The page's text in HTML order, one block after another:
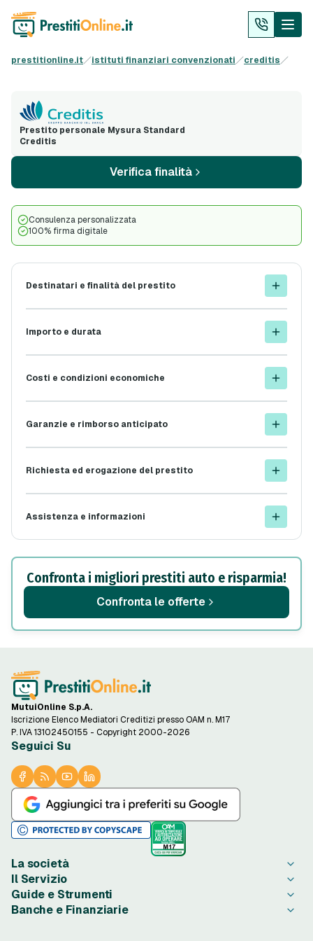
prestitionline.it istituti finanziari convenzionati creditis
Prestito personale Mysura Standard
Creditis
Verifica finalità
Consulenza personalizzata
100% firma digitale
Destinatari e finalità del prestito
Importo e durata
Costi e condizioni economiche
Garanzie e rimborso anticipato
Richiesta ed erogazione del prestito
Assistenza e informazioni
Confronta i migliori prestiti auto e risparmia!
Confronta le offerte
MutuiOnline S.p.A.
Iscrizione Elenco Mediatori Creditizi presso OAM n. M17
P. IVA 13102450155 - Copyright 2000-2026
Seguici Su
La società
Chi è PrestitiOnline.it
Contatta PrestitiOnline.it
Opinioni degli Utenti
Il Servizio
Come Funziona
Condizioni di Utilizzo
Guide e Strumenti
Guide Prestiti
Banche e Finanziarie